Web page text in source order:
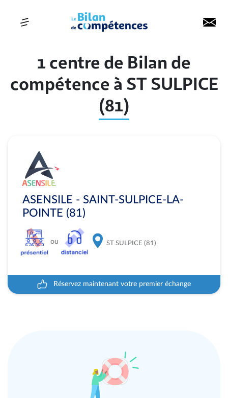
1 centre de Bilan de
compétence à ST SULPICE
(81)
ASENSILE - SAINT-SULPICE-LA-
POINTE (81)
ou ST SULPICE (81)
Réservez maintenant votre premier échange